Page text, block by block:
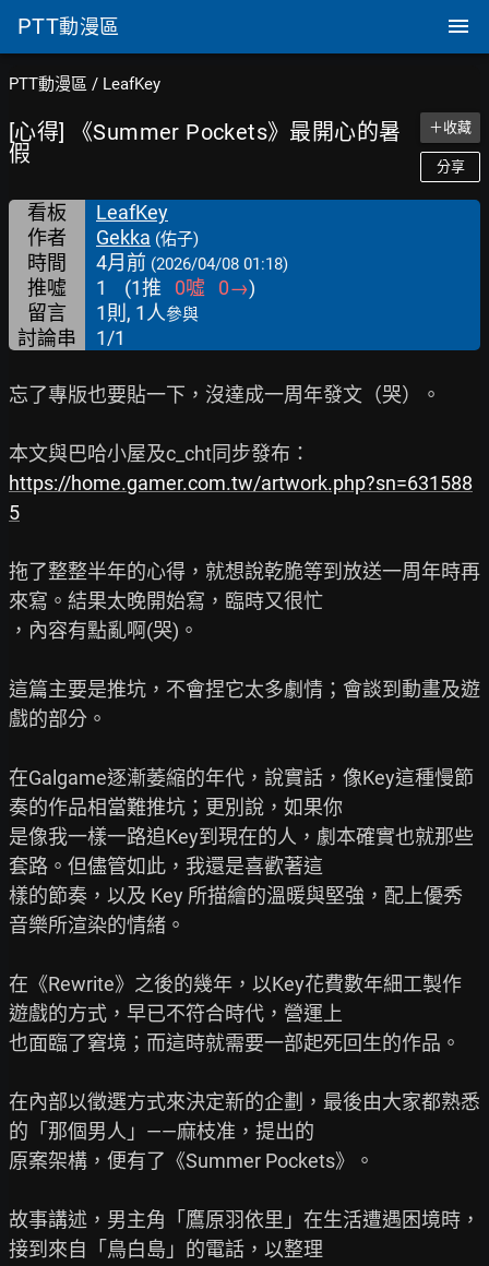
PTT動漫區
PTT動漫區 / LeafKey
[心得] 《Summer Pockets》最開心的暑
假
＋收藏
分享
看板
LeafKey
作者
Gekka (佑子)
時間 4月前 (2026/04/08 01:18)
推噓 1 (1推 0噓 0→)
留言
1則, 1人參與
討論串 1/1
忘了專版也要貼一下，沒達成一周年發文（哭）。
https://home.gamer.com.tw/artwork.php?sn=631588
5
拖了整整半年的心得，就想說乾脆等到放送一周年時再
來寫。結果太晚開始寫，臨時又很忙
，內容有點亂啊(哭)。
這篇主要是推坑，不會捏它太多劇情；會談到動畫及遊
戲的部分。
在Galgame逐漸萎縮的年代，說實話，像Key這種慢節
奏的作品相當難推坑；更別說，如果你
是像我一樣一路追Key到現在的人，劇本確實也就那些
套路。但儘管如此，我還是喜歡著這
樣的節奏，以及 Key 所描繪的溫暖與堅強，配上優秀
音樂所渲染的情緒。
在《Rewrite》之後的幾年，以Key花費數年細工製作
遊戲的方式，早已不符合時代，營運上
也面臨了窘境；而這時就需要一部起死回生的作品。
在內部以徵選方式來決定新的企劃，最後由大家都熟悉
的「那個男人」——麻枝准，提出的
原案架構，便有了《Summer Pockets》。
故事講述，男主角「鷹原羽依里」在生活遭遇困境時，
接到來自「鳥白島」的電話，以整理